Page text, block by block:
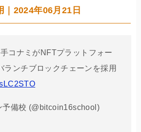
｜2024年06月21日
コナミがNFTプラットフォー
ランチブロックチェーンを採用
備校 (@bitcoin16school)